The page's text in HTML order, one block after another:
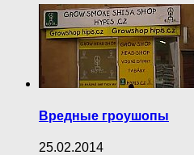
Вредные гроушопы
25.02.2014